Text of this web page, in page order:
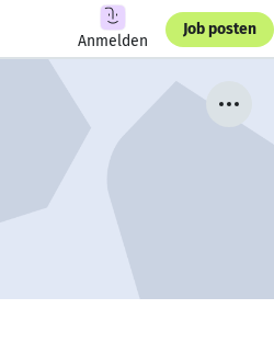
Anmelden
Job posten